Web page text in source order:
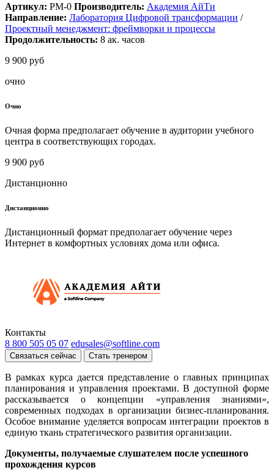
Артикул: PM-0 Производитель: Академия АйТи
Направление: Лаборатория Цифровой трансформации /
Проектный менеджмент: фреймворки и процессы
Продолжительность: 8 ак. часов
9 900 руб
очно
Очно
Очная форма предполагает обучение в аудитории учебного
центра в соответствующих городах.
9 900 руб
Дистанционно
Дистанционно
Дистанционный формат предполагает обучение через
Интернет в комфортных условиях дома или офиса.
Контакты
8 800 505 05 07 edusales@softline.com
Связаться сейчас Стать тренером
В рамках курса дается представление о главных принципах
планирования и управления проектами. В доступной форме
рассказывается о концепции «управления знаниями»,
современных подходах в организации бизнес-планирования.
Особое внимание уделяется вопросам интеграции проектов в
единую ткань стратегического развития организации.
Документы, получаемые слушателем после успешного
прохождения курсов